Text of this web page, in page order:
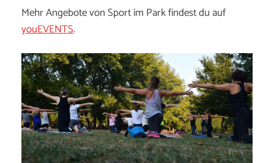
Mehr Angebote von Sport im Park findest du auf
youEVENTS.